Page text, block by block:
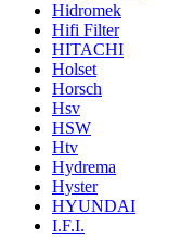
Hidromek
Hifi Filter
HITACHI
Holset
Horsch
Hsv
HSW
Htv
Hydrema
Hyster
HYUNDAI
I.F.I.